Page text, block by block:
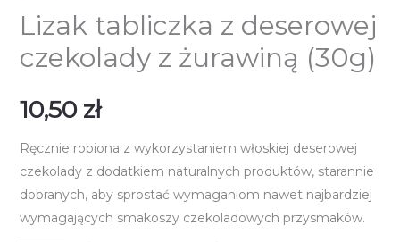
Lizak tabliczka z deserowej
czekolady z żurawiną (30g)
10,50 zł
Ręcznie robiona z wykorzystaniem włoskiej deserowej
czekolady z dodatkiem naturalnych produktów, starannie
dobranych, aby sprostać wymaganiom nawet najbardziej
wymagających smakoszy czekoladowych przysmaków.